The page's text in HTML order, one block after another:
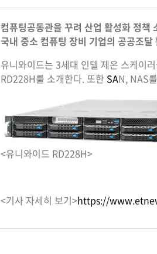
컴퓨팅공동관을 꾸려 산업 활성화 정책
국내 중소 컴퓨팅 장비 기업의 공공조달
유니와이드는 3세대 인텔 제온 스케이
RD228H를 소개한다. 또한 SAN, NAS
<유니와이드 RD228H>
<기사 자세히 보기>https://